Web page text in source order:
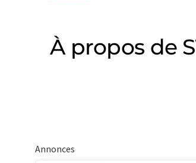
À propos de
Annonces